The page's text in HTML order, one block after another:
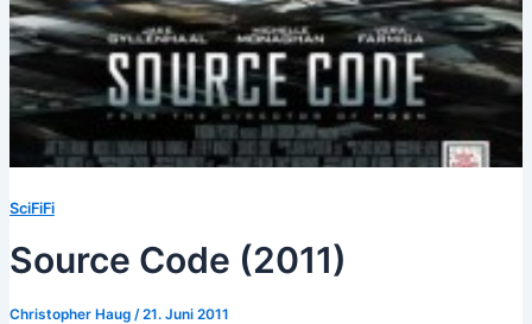
SciFiFi
Source Code (2011)
Christopher Haug /21. Juni 2011